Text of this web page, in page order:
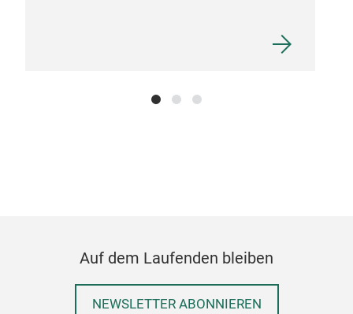
Auf dem Laufenden bleiben
NEWSLETTER ABONNIEREN